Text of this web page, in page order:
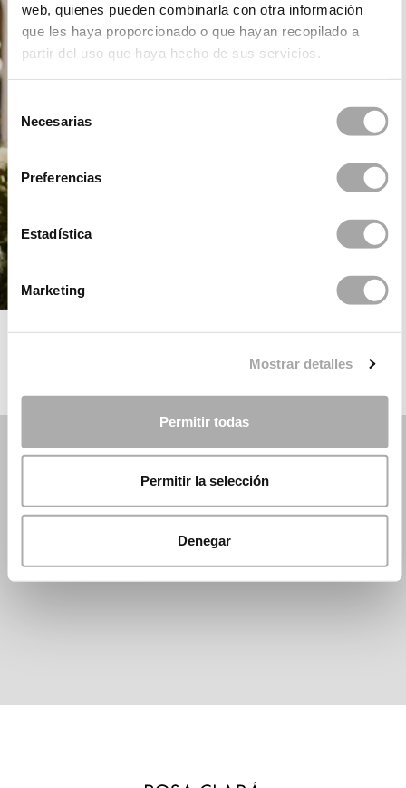
web, quienes pueden combinarla con otra información
que les haya proporcionado o que hayan recopilado a
partir del uso que haya hecho de sus servicios.
consentimiento
Necesarias
Preferencias
Estadística
Marketing
Mostrar detalles
Permitir todas
Permitir la selección
Denegar